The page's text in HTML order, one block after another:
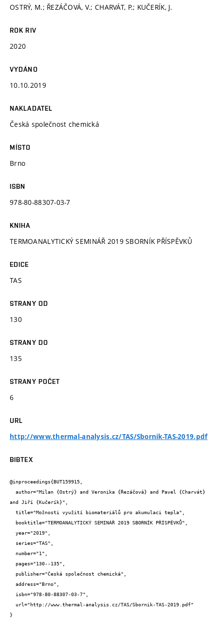
OSTRÝ, M.; ŘEZÁČOVÁ, V.; CHARVÁT, P.; KUČERÍK, J.
ROK RIV
2020
VYDÁNO
10.10.2019
NAKLADATEL
Česká společnost chemická
MÍSTO
Brno
ISBN
978-80-88307-03-7
KNIHA
TERMOANALYTICKÝ SEMINÁŘ 2019 SBORNÍK PŘÍSPĚVKŮ
EDICE
TAS
STRANY OD
130
STRANY DO
135
STRANY POČET
6
URL
http://www.thermal-analysis.cz/TAS/Sbornik-TAS-2019.pdf
BIBTEX
@inproceedings{BUT159915,
and Jiří {Kučerík}",
}